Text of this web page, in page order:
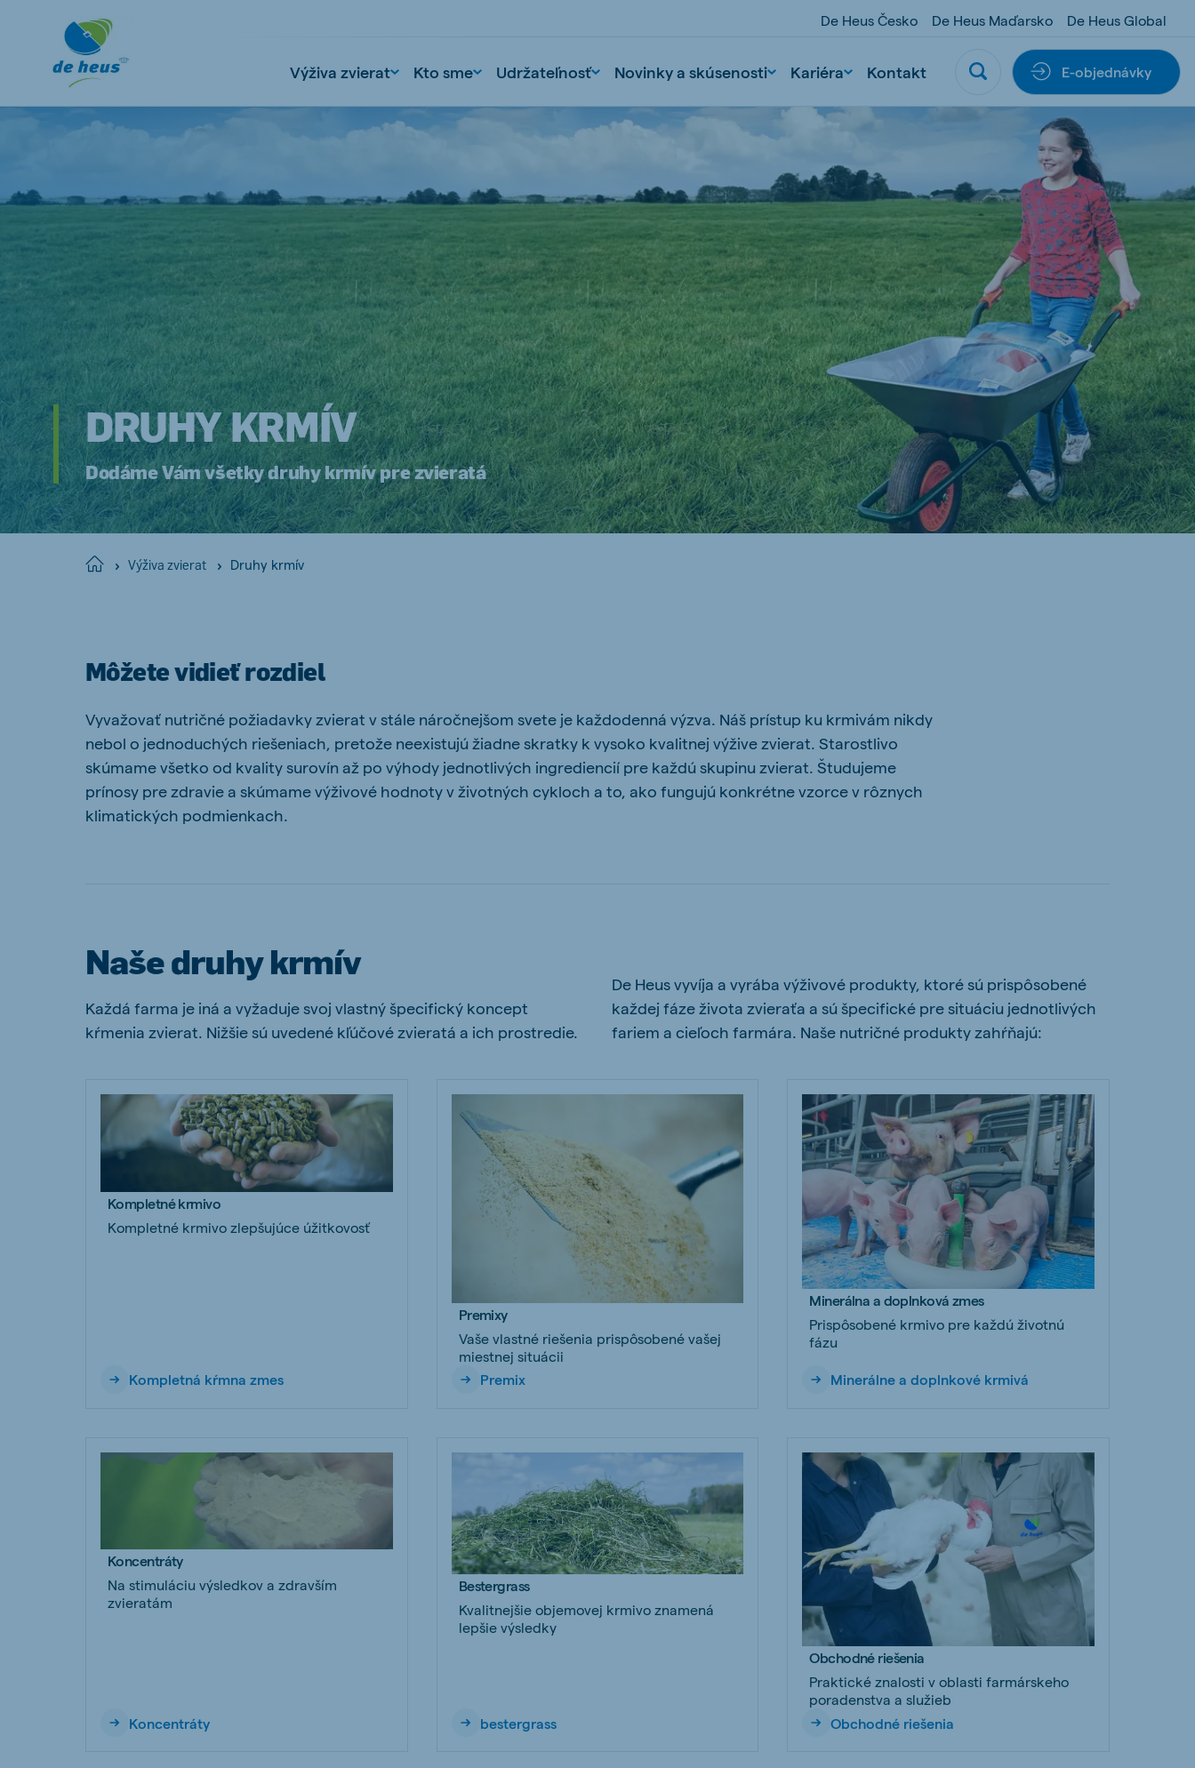
De Heus Česko De Heus Maďarsko De Heus Global
Výživa zvierat Kto sme Udržateľnosť Novinky a skúsenosti Kariéra Kontakt E-objednávky
DRUHY KRMÍV
Dodáme Vám všetky druhy krmív pre zvieratá
Home Výživa zvierat Druhy krmív
Môžete vidieť rozdiel
Vyvažovať nutričné požiadavky zvierat v stále náročnejšom svete je každodenná výzva. Náš prístup ku krmivám nikdy
nebol o jednoduchých riešeniach, pretože neexistujú žiadne skratky k vysoko kvalitnej výžive zvierat. Starostlivo
skúmame všetko od kvality surovín až po výhody jednotlivých ingrediencií pre každú skupinu zvierat. Študujeme
prínosy pre zdravie a skúmame výživové hodnoty v životných cykloch a to, ako fungujú konkrétne vzorce v rôznych
klimatických podmienkach.
Naše druhy krmív
Každá farma je iná a vyžaduje svoj vlastný špecifický koncept
kŕmenia zvierat. Nižšie sú uvedené kľúčové zvieratá a ich prostredie.
De Heus vyvíja a vyrába výživové produkty, ktoré sú prispôsobené
každej fáze života zvieraťa a sú špecifické pre situáciu jednotlivých
fariem a cieľoch farmára. Naše nutričné produkty zahŕňajú:
Kompletné krmivo
Kompletné krmivo zlepšujúce úžitkovosť
Kompletná kŕmna zmes
Premixy
Vaše vlastné riešenia prispôsobené vašej
miestnej situácii
Premix
Minerálna a doplnková zmes
Prispôsobené krmivo pre každú životnú
fázu
Minerálne a doplnkové krmivá
Koncentráty
Na stimuláciu výsledkov a zdravším
zvieratám
Koncentráty
Bestergrass
Kvalitnejšie objemovej krmivo znamená
lepšie výsledky
bestergrass
Obchodné riešenia
Praktické znalosti v oblasti farmárskeho
poradenstva a služieb
Obchodné riešenia
Global
English
Netherlands
Dutch
Poland
Polish
Portugal
Portuguese
Czech Republic
Czech
Spain
Spanish
Serbia
Serbian
Hungary
Hungarian
Slovakia
Slovak
Vietnamese
South Africa
Afrikaans
South Africa
English
Ghana (Koudijs)
English
Egypt (Koudijs)
English
Ethiopia (Koudijs)
English
Koudijs Export
English